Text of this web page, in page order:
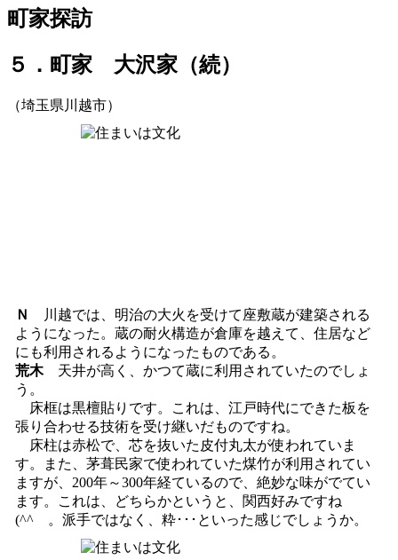
町家探訪
５．町家 大沢家（続）
（埼玉県川越市）
Ｎ
川越では、明治の大火を受けて座敷蔵が建築される
ようになった。蔵の耐火構造が倉庫を越えて、住居など
にも利用されるようになったものである。
荒木天井が高く、かつて蔵に利用されていたのでしょ
う。
床框は黒檀貼りです。これは、江戸時代にできた板を
張り合わせる技術を受け継いだものですね。
床柱は赤松で、芯を抜いた皮付丸太が使われていま
す。また、茅葺民家で使われていた煤竹が利用されてい
ますが、200年～300年経ているので、絶妙な味がでてい
ます。これは、どちらかというと、関西好みですね
(^^ゞ。派手ではなく、粋･･･といった感じでしょうか。